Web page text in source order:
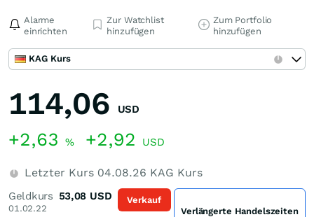
Alarme
einrichten
Zur Watchlist
hinzufügen
Zum Portfolio
hinzufügen
KAG Kurs
114,06 USD
+2,63 % +2,92 USD
Letzter Kurs 04.08.26 KAG Kurs
Geldkurs
01.02.22
53,08 USD Verkauf
Verlängerte Handelszeiten